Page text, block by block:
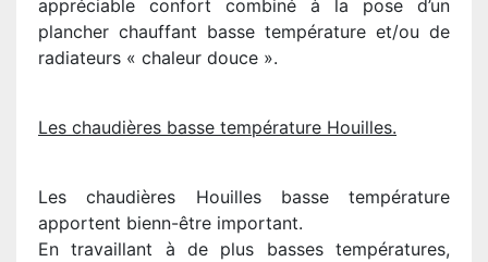
appréciable confort combiné à la pose d’un
plancher chauffant basse température et/ou de
radiateurs « chaleur douce ».
Les chaudières basse température Houilles.
Les chaudières Houilles basse température
apportent bienn-être important.
En travaillant à de plus basses températures,